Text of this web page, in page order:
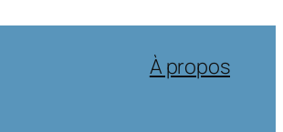
À propos